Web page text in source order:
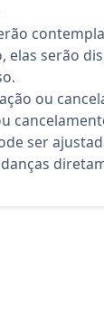
serão
ou
ser